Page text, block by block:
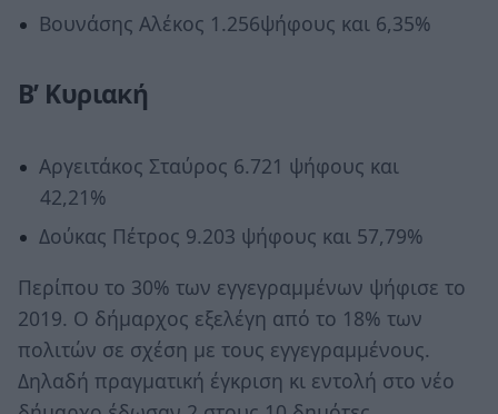
Βουνάσης Αλέκος 1.256ψήφους και 6,35%
Β’ Κυριακή
Αργειτάκος Σταύρος 6.721 ψήφους και
42,21%
Δούκας Πέτρος 9.203 ψήφους και 57,79%
Περίπου το 30% των εγγεγραμμένων ψήφισε το
2019. Ο δήμαρχος εξελέγη από το 18% των
πολιτών σε σχέση με τους εγγεγραμμένους.
Δηλαδή πραγματική έγκριση κι εντολή στο νέο